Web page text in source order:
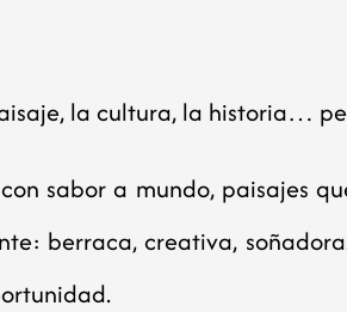
la cultura, la historia…
sabor a mundo, paisajes
berraca, creativa,